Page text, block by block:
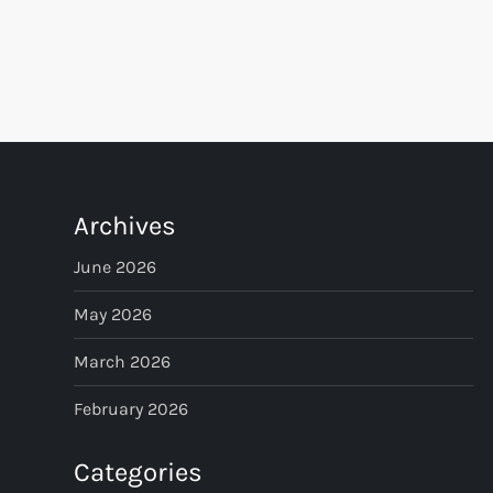
t
s
p
a
g
i
Archives
June 2026
May 2026
March 2026
February 2026
Categories